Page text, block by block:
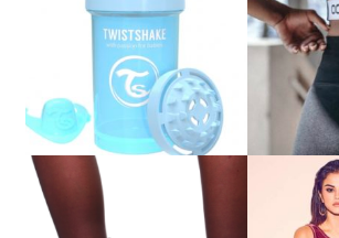
Vote fermé ! Vote fermé !